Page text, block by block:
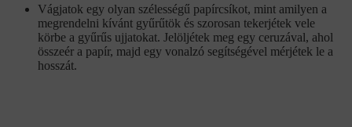
Vágjatok egy olyan szélességű papírcsíkot, mint amilyen a
megrendelni kívánt gyűrűtök és szorosan tekerjétek vele
körbe a gyűrűs ujjatokat. Jelöljétek meg egy ceruzával, ahol
összeér a papír, majd egy vonalzó segítségével mérjétek le a
hosszát.